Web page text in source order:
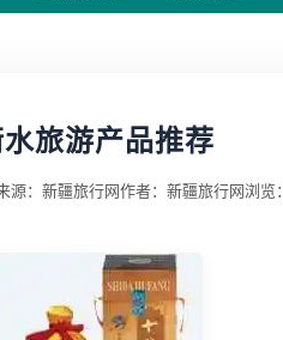
旅游产品推荐
源：新疆旅行网作者：新疆旅行网浏览：